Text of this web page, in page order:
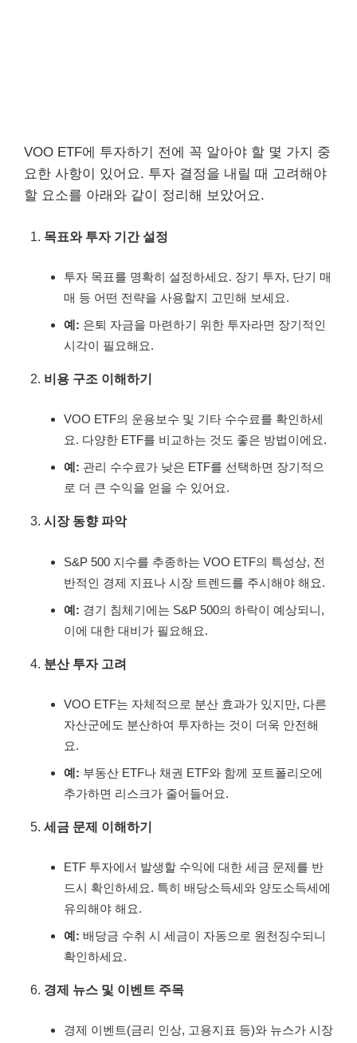
VOO ETF에 투자하기 전에 꼭 알아야 할 몇 가지 중
요한 사항이 있어요. 투자 결정을 내릴 때 고려해야
할 요소를 아래와 같이 정리해 보았어요.
목표와 투자 기간 설정
투자 목표를 명확히 설정하세요. 장기 투자, 단기 매
매 등 어떤 전략을 사용할지 고민해 보세요.
예: 은퇴 자금을 마련하기 위한 투자라면 장기적인
시각이 필요해요.
비용 구조 이해하기
VOO ETF의 운용보수 및 기타 수수료를 확인하세
요. 다양한 ETF를 비교하는 것도 좋은 방법이에요.
예: 관리 수수료가 낮은 ETF를 선택하면 장기적으
로 더 큰 수익을 얻을 수 있어요.
시장 동향 파악
S&P 500 지수를 추종하는 VOO ETF의 특성상, 전
반적인 경제 지표나 시장 트렌드를 주시해야 해요.
예: 경기 침체기에는 S&P 500의 하락이 예상되니,
이에 대한 대비가 필요해요.
분산 투자 고려
VOO ETF는 자체적으로 분산 효과가 있지만, 다른
자산군에도 분산하여 투자하는 것이 더욱 안전해
요.
예: 부동산 ETF나 채권 ETF와 함께 포트폴리오에
추가하면 리스크가 줄어들어요.
세금 문제 이해하기
ETF 투자에서 발생할 수익에 대한 세금 문제를 반
드시 확인하세요. 특히 배당소득세와 양도소득세에
유의해야 해요.
예: 배당금 수취 시 세금이 자동으로 원천징수되니
확인하세요.
경제 뉴스 및 이벤트 주목
경제 이벤트(금리 인상, 고용지표 등)와 뉴스가 시장